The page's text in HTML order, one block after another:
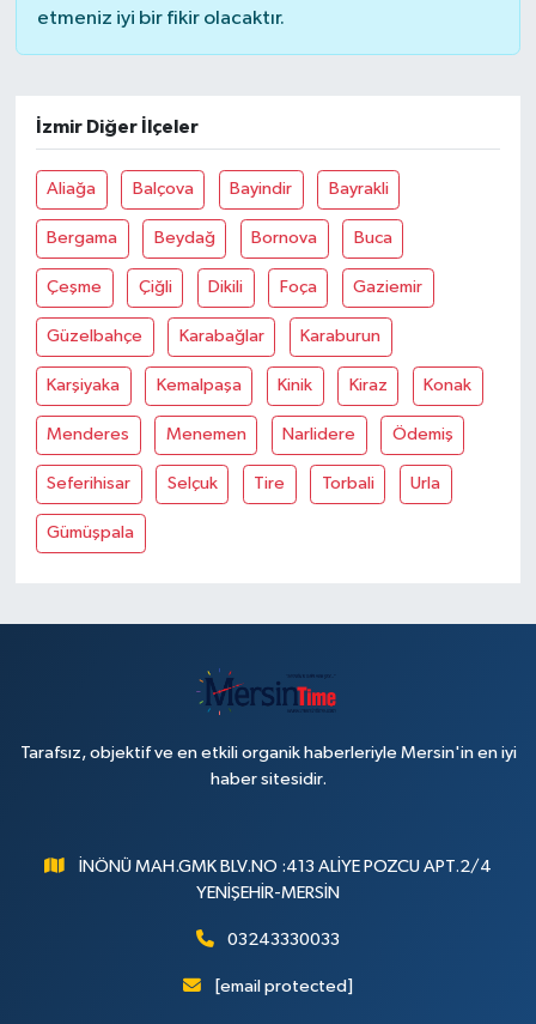
etmeniz iyi bir fikir olacaktır.
İzmir Diğer İlçeler
Aliağa Balçova Bayindir Bayrakli
Bergama Beydağ Bornova Buca
Çeşme Çiğli Dikili Foça Gaziemir
Güzelbahçe Karabağlar Karaburun
Karşiyaka Kemalpaşa Kinik Kiraz Konak
Menderes Menemen Narlidere Ödemiş
Seferihisar Selçuk Tire Torbali Urla
Gümüşpala
Tarafsız, objektif ve en etkili organik haberleriyle Mersin'in en iyi
haber sitesidir.
İNÖNÜ MAH.GMK BLV.NO :413 ALİYE POZCU APT.2/4
YENİŞEHİR-MERSİN
03243330033
[email protected]